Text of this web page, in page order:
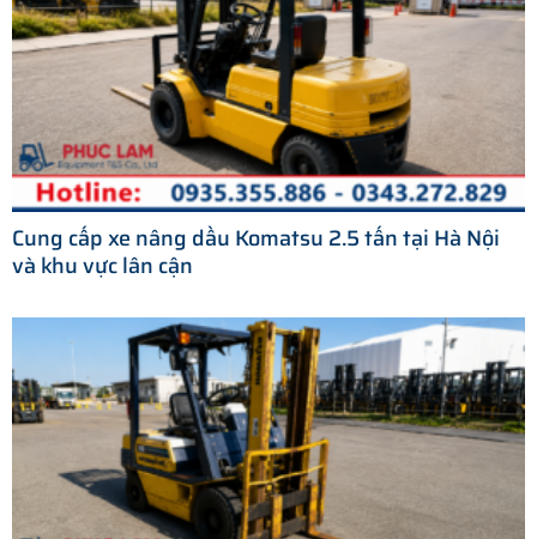
Cung cấp xe nâng dầu Komatsu 2.5 tấn tại Hà Nội
và khu vực lân cận